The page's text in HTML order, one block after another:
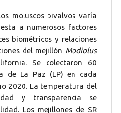
moluscos bivalvos varía
a numerosos factores
biométricos y relaciones
del mejillón Modiolus
Se colectaron 60
de La Paz (LP) en cada
2020. La temperatura del
y transparencia se
Los mejillones de SR